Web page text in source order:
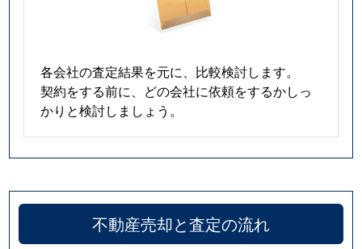
各会社の査定結果を元に、比較検討します。
契約をする前に、どの会社に依頼をするかしっ
かりと検討しましょう。
不動産売却と査定の流れ